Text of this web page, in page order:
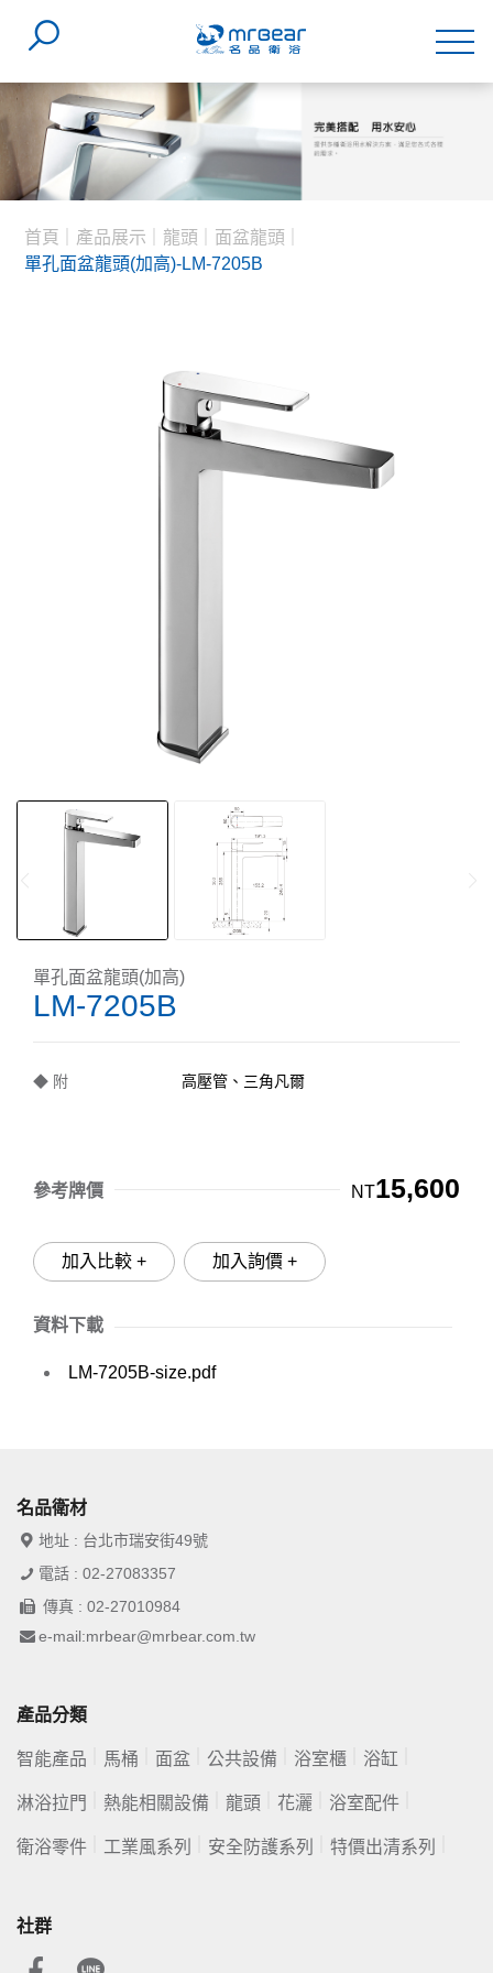
首頁 產品展示 龍頭
面盆龍頭
單孔面盆龍頭(加高)-LM-7205B
單孔面盆龍頭(加高)
LM-7205B
◆ 附 高壓管、三角凡爾
參考牌價 NT15,600
加入比較 + 加入詢價 +
資料下載
LM-7205B-size.pdf
名品衛材
地址 : 台北市瑞安街49號
電話 : 02-27083357
傳真 : 02-27010984
e-mail:mrbear@mrbear.com.tw
產品分類
智能產品 馬桶 面盆 公共設備 浴室櫃 浴缸
淋浴拉門 熱能相關設備 龍頭 花灑 浴室配件
衛浴零件 工業風系列 安全防護系列 特價出清系列
社群